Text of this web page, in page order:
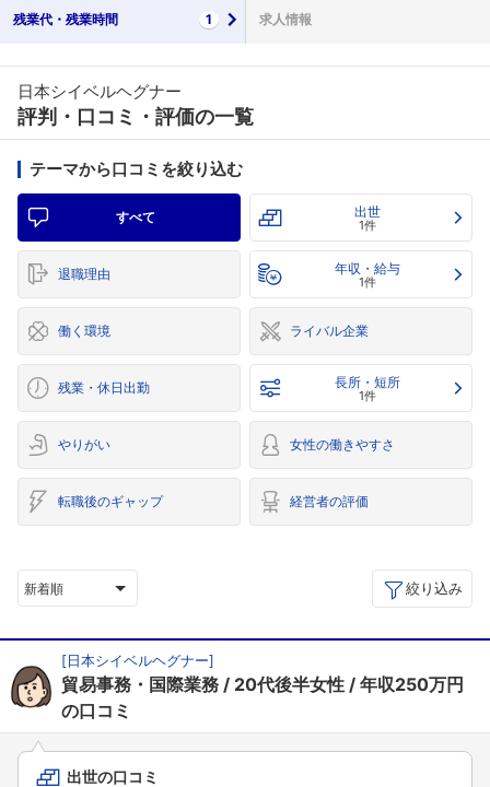
残業代・ 残業時間 1 求人情報
日本シイベルヘグナー
評判・口コミ・評価の一覧
テーマから口コミを絞り込む
すべて 出世
1件
退職理由 年収・給与
1件
働く環境 ライバル企業
残業・休日出勤 長所・短所
1件
やりがい 女性の働きやすさ
転職後のギャップ 経営者の評価
新着順 絞り込み
[日本シイベルヘグナー]
貿易事務・国際業務 20代後半女性
年収250万円
の口コミ
出世の口コミ